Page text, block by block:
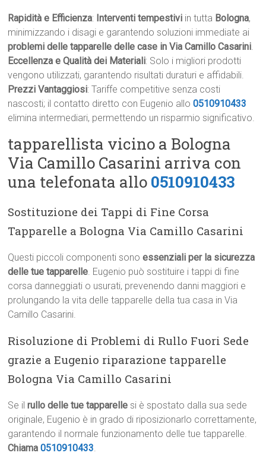
Rapidità e Efficienza: Interventi tempestivi in tutta Bologna,
minimizzando i disagi e garantendo soluzioni immediate ai
problemi delle tapparelle delle case in Via Camillo Casarini.
Eccellenza e Qualità dei Materiali: Solo i migliori prodotti
vengono utilizzati, garantendo risultati duraturi e affidabili.
Prezzi Vantaggiosi: Tariffe competitive senza costi
nascosti; il contatto diretto con Eugenio allo0510910433
elimina intermediari, permettendo un risparmio significativo.
tapparellista vicino a Bologna
Via Camillo Casarini arriva con
una telefonata allo 0510910433
Sostituzione dei Tappi di Fine Corsa
Tapparelle a Bologna Via Camillo Casarini
Questi piccoli componenti sonoessenziali per la sicurezza
delle tue tapparelle. Eugenio può sostituire i tappi di fine
corsa danneggiati o usurati, prevenendo danni maggiori e
prolungando la vita delle tapparelle della tua casa in Via
Camillo Casarini.
Risoluzione di Problemi di Rullo Fuori Sede
grazie a Eugenio riparazione tapparelle
Bologna Via Camillo Casarini
Se ilrullo delle tue tapparelle si è spostato dalla sua sede
originale, Eugenio è in grado di riposizionarlo correttamente,
garantendo il normale funzionamento delle tue tapparelle.
Chiama0510910433.